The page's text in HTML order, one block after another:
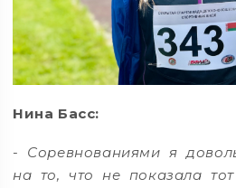
Нина Басс:
- Соревнованиями я
на то, что не показала тот